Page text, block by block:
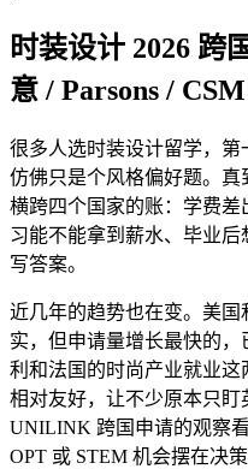
时装设计 2026 跨
意 / Parsons /
很多人选时装设计留学，第
仿佛只是个风格偏好题。
横跨四个国家的账：学费
习能不能拿到薪水、毕业
写答案。
近几年的趋势也在变。美
实，但申请量增长最快的
利和法国的时尚产业就业
相对友好，让不少原本只
UNILINK 跨国申请的观察
OPT 或 STEM 机会摆在决